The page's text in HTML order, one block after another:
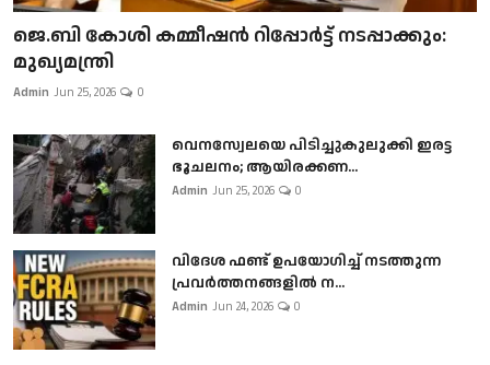
ജെ.ബി കോശി കമ്മീഷൻ റിപ്പോർട്ട് നടപ്പാക്കും:
മുഖ്യമന്ത്രി
Admin Jun 25, 2026 0
വെനസ്വേലയെ പിടിച്ചുകുലുക്കി ഇരട്ട
ഭൂചലനം; ആയിരക്കണ...
Admin Jun 25, 2026 0
വിദേശ ഫണ്ട് ഉപയോഗിച്ച് നടത്തുന്ന
പ്രവർത്തനങ്ങളിൽ ന...
Admin Jun 24, 2026 0